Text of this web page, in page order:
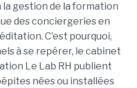
gestion de la formation
des conciergeries en
C’est pourquoi,
à se repérer, le cabinet
Le Lab RH publient
nées ou installées